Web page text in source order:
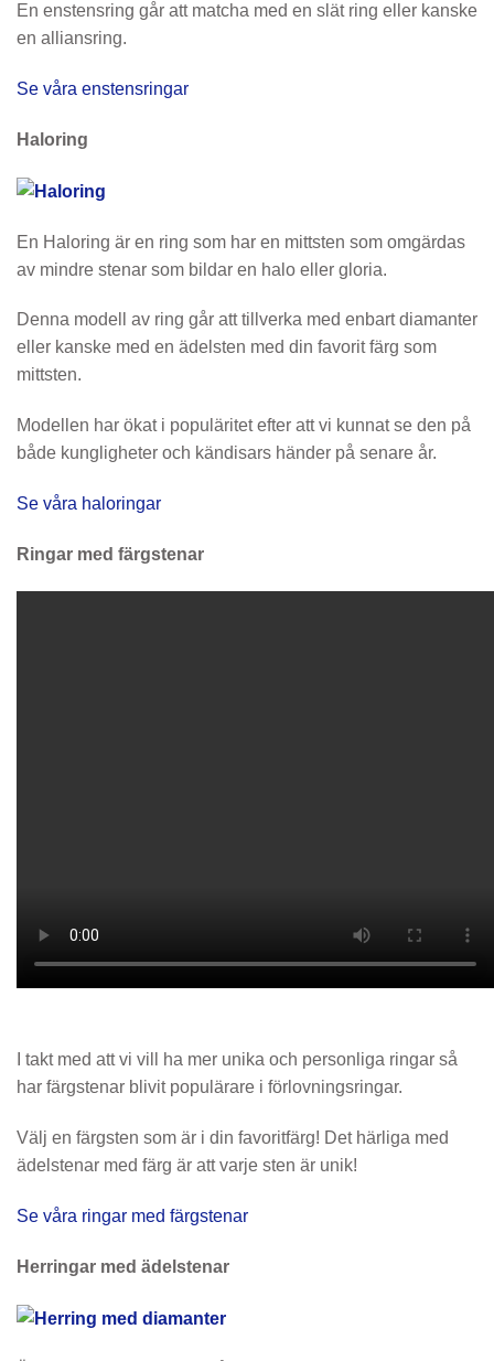
En enstensring går att matcha med en slät ring eller kanske
en alliansring.
Se våra enstensringar
Haloring
En Haloring är en ring som har en mittsten som omgärdas
av mindre stenar som bildar en halo eller gloria.
Denna modell av ring går att tillverka med enbart diamanter
eller kanske med en ädelsten med din favorit färg som
mittsten.
Modellen har ökat i populäritet efter att vi kunnat se den på
både kungligheter och kändisars händer på senare år.
Se våra haloringar
Ringar med färgstenar
I takt med att vi vill ha mer unika och personliga ringar så
har färgstenar blivit populärare i förlovningsringar.
Välj en färgsten som är i din favoritfärg! Det härliga med
ädelstenar med färg är att varje sten är unik!
Se våra ringar med färgstenar
Herringar med ädelstenar